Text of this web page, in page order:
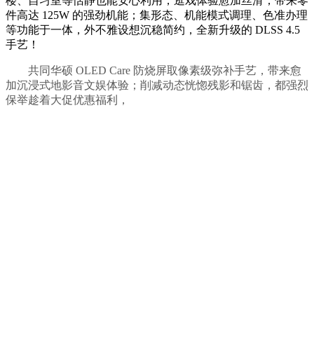
件高达 125W 的强劲机能；集形态、机能模式调理、色准办理
等功能于一体，外不雅设想沉稳简约，全新升级的 DLSS 4.5
手艺！
共同华硕 OLED Care 防烧屏取像素级弥补手艺，带来愈
加沉浸式地影音文娱体验；削减动态恍惚残影和锯齿，都强烈
保举趁着大促优惠福利，